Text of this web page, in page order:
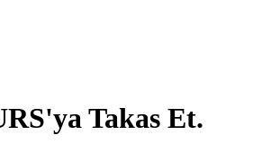
Takas Et.